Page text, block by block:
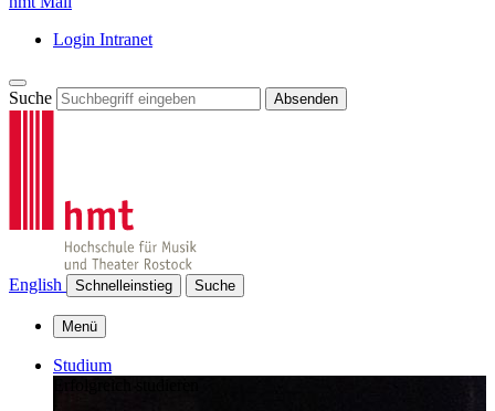
Login Intranet
Suche Absenden
English Schnelleinstieg Suche
Menü
Studium